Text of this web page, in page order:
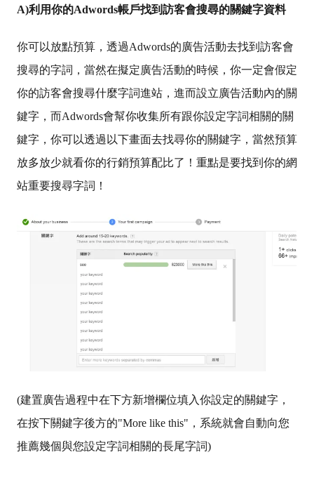
A)利用你的Adwords帳戶找到訪客會搜尋的關鍵字資料
你可以放點預算，透過Adwords的廣告活動去找到訪客會
搜尋的字詞，當然在擬定廣告活動的時候，你一定會假定
你的訪客會搜尋什麼字詞進站，進而設立廣告活動內的關
鍵字，而Adwords會幫你收集所有跟你設定字詞相關的關
鍵字，你可以透過以下畫面去找尋你的關鍵字，當然預算
放多放少就看你的行銷預算配比了！重點是要找到你的網
站重要搜尋字詞！
(建置廣告過程中在下方新增欄位填入你設定的關鍵字，
在按下關鍵字後方的"More like this"，系統就會自動向您
推薦幾個與您設定字詞相關的長尾字詞)